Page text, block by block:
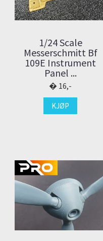
1/24 Scale
Messerschmitt Bf
109E Instrument
Panel ...
16,-
KJØP